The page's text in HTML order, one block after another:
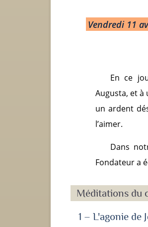
Vendredi 11
En ce
Augusta, et
un ardent
l’aimer.
Dans
Fondateur a
Méditations du
1 – L'agonie de